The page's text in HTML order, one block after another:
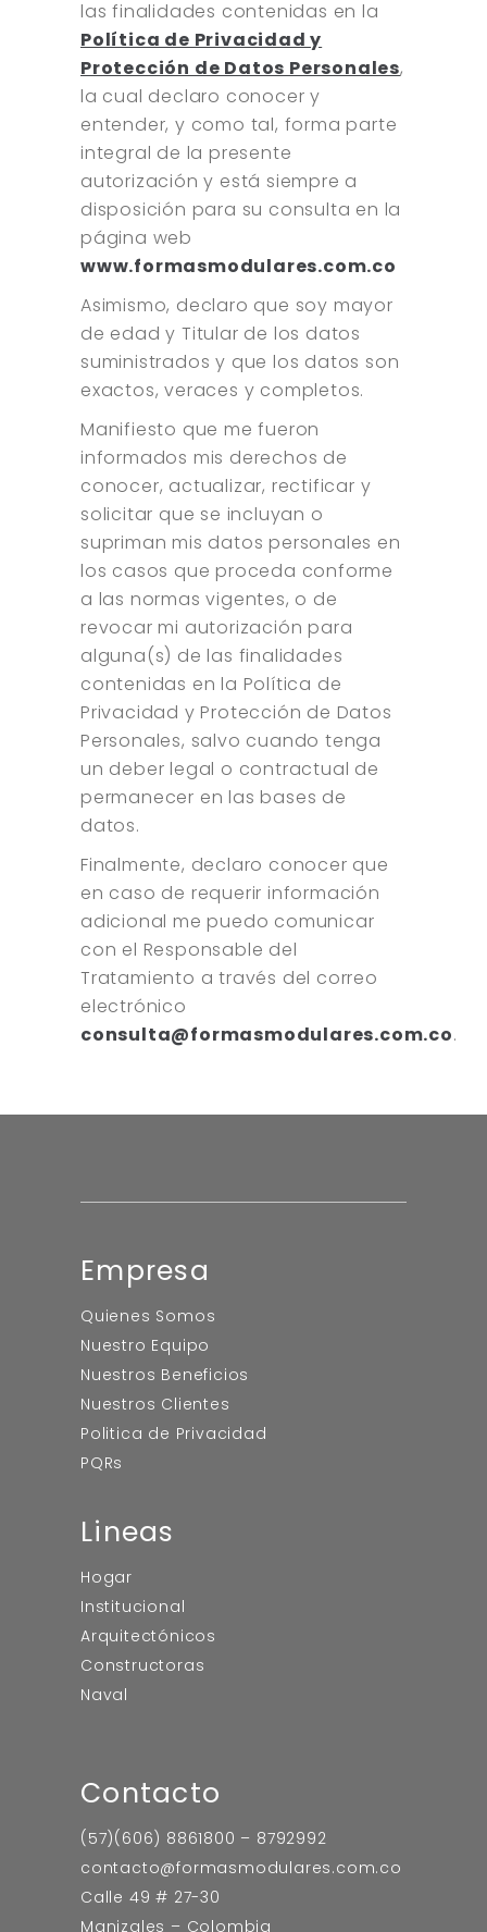
las finalidades contenidas en la
Política de Privacidad y
Protección de Datos Personales,
la cual declaro conocer y
entender, y como tal, forma parte
integral de la presente
autorización y está siempre a
disposición para su consulta en la
página web
www.formasmodulares.com.co
Asimismo, declaro que soy mayor
de edad y Titular de los datos
suministrados y que los datos son
exactos, veraces y completos.
Manifiesto que me fueron
informados mis derechos de
conocer, actualizar, rectificar y
solicitar que se incluyan o
supriman mis datos personales en
los casos que proceda conforme
a las normas vigentes, o de
revocar mi autorización para
alguna(s) de las finalidades
contenidas en la Política de
Privacidad y Protección de Datos
Personales, salvo cuando tenga
un deber legal o contractual de
permanecer en las bases de
datos.
Finalmente, declaro conocer que
en caso de requerir información
adicional me puedo comunicar
con el Responsable del
Tratamiento a través del correo
electrónico
consulta@formasmodulares.com.co.
Empresa
Quienes Somos
Nuestro Equipo
Nuestros Beneficios
Nuestros Clientes
Politica de Privacidad
PQRs
Lineas
Hogar
Institucional
Arquitectónicos
Constructoras
Naval
Contacto
(57)(606) 8861800 – 8792992
contacto@formasmodulares.com.co
Calle 49 # 27-30
Manizales – Colombia